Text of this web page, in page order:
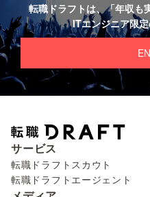
転職ドラフトは、「年収も
ITエンジニア限
サービス
転職ドラフトスカウト
転職ドラフトエージェント